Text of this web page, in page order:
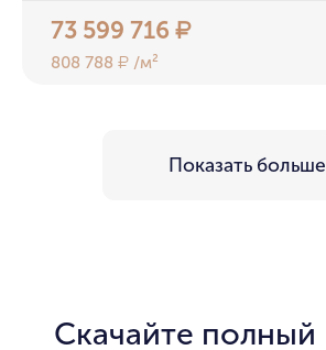
73 599 716₽
808 788₽ /м²
Показать больше
Скачайте полный